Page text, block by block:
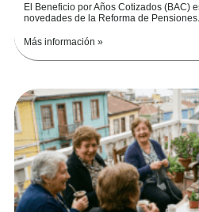
El Beneficio por Años Cotizados (BAC)
novedades de la Reforma de
Más información »